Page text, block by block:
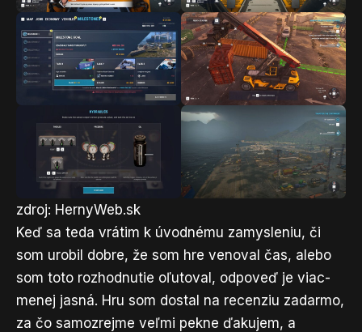
zdroj: HernyWeb.sk
Keď sa teda vrátim k úvodnému zamysleniu, či
som urobil dobre, že som hre venoval čas, alebo
som toto rozhodnutie oľutoval, odpoveď je viac-
menej jasná. Hru som dostal na recenziu zadarmo,
za čo samozrejme veľmi pekne ďakujem, a